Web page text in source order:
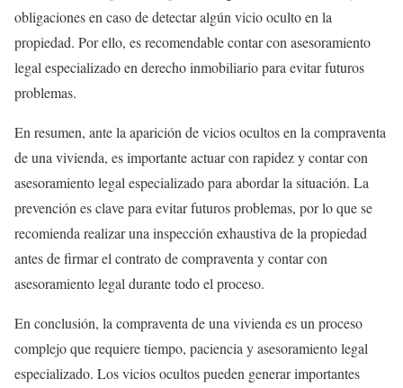
obligaciones en caso de detectar algún vicio oculto en la
propiedad. Por ello, es recomendable contar con asesoramiento
legal especializado en derecho inmobiliario para evitar futuros
problemas.
En resumen, ante la aparición de vicios ocultos en la compraventa
de una vivienda, es importante actuar con rapidez y contar con
asesoramiento legal especializado para abordar la situación. La
prevención es clave para evitar futuros problemas, por lo que se
recomienda realizar una inspección exhaustiva de la propiedad
antes de firmar el contrato de compraventa y contar con
asesoramiento legal durante todo el proceso.
En conclusión, la compraventa de una vivienda es un proceso
complejo que requiere tiempo, paciencia y asesoramiento legal
especializado. Los vicios ocultos pueden generar importantes